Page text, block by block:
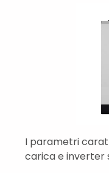
I parametri
carica e inverter